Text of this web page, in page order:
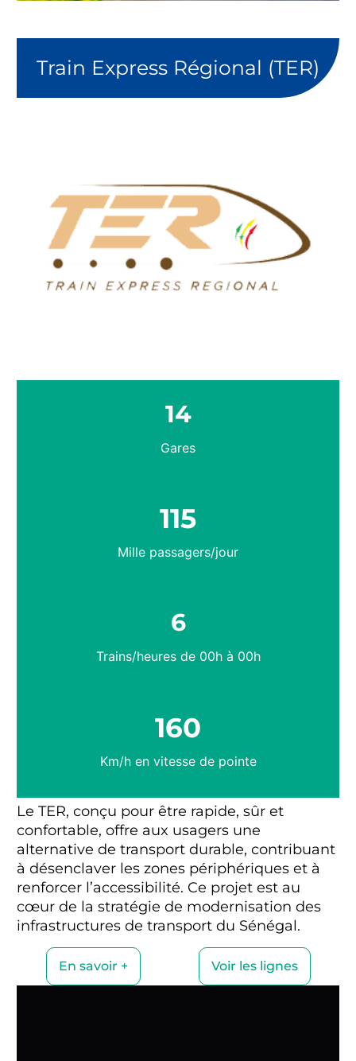
Train Express Régional (TER)
14
Gares
115
Mille passagers/jour
6
Trains/heures de 00h à 00h
160
Km/h en vitesse de pointe
Le TER, conçu pour être rapide, sûr et
confortable, offre aux usagers une
alternative de transport durable, contribuant
à désenclaver les zones périphériques et à
renforcer l’accessibilité. Ce projet est au
cœur de la stratégie de modernisation des
infrastructures de transport du Sénégal.
En savoir + Voir les lignes